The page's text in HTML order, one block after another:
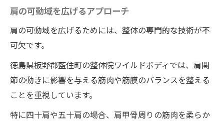
肩の可動域を広げるアプローチ
肩の可動域を広げるためには、整体の専門的な技術が不
可欠です。
徳島県板野郡藍住町の整体院ワイルドボディでは、肩関
節の動きに影響を与える筋肉や筋膜のバランスを整える
ことを重視しています。
特に四十肩や五十肩の場合、肩甲骨周りの筋肉を柔らか